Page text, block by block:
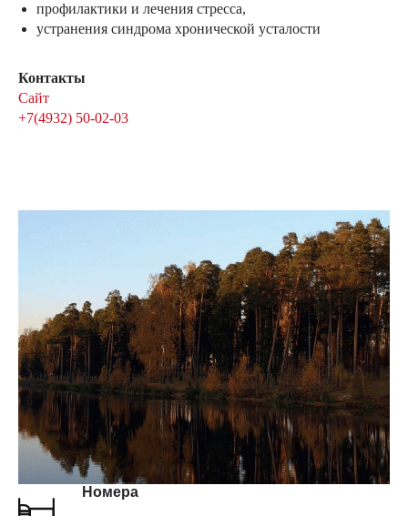
профилактики и лечения стресса,
устранения синдрома хронической усталости
Контакты
Сайт
+7(4932) 50-02-03
Номера